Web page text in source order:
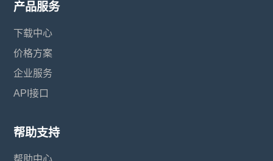
产品服务
下载中心
价格方案
企业服务
API接口
帮助支持
帮助中心